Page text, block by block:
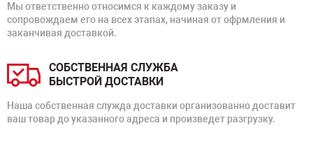
Мы ответственно относимся к каждому заказу и
сопровождаем его на всех этапах, начиная от офрмления и
заканчивая доставкой.
СОБСТВЕННАЯ СЛУЖБА
БЫСТРОЙ ДОСТАВКИ
Наша собственная служда доставки организованно доставит
ваш товар до указанного адреса и произведет разгрузку.